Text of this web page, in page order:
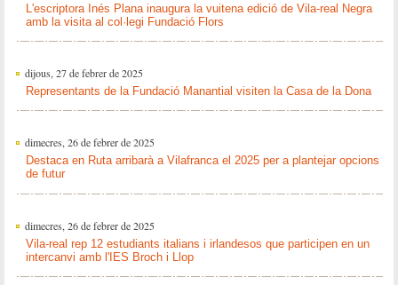
L'escriptora Inés Plana inaugura la vuitena edició de Vila-real Negra
amb la visita al col·legi Fundació Flors
dijous, 27 de febrer de 2025
Representants de la Fundació Manantial visiten la Casa de la Dona
dimecres, 26 de febrer de 2025
Destaca en Ruta arribarà a Vilafranca el 2025 per a plantejar opcions
de futur
dimecres, 26 de febrer de 2025
Vila-real rep 12 estudiants italians i irlandesos que participen en un
intercanvi amb l'IES Broch i Llop